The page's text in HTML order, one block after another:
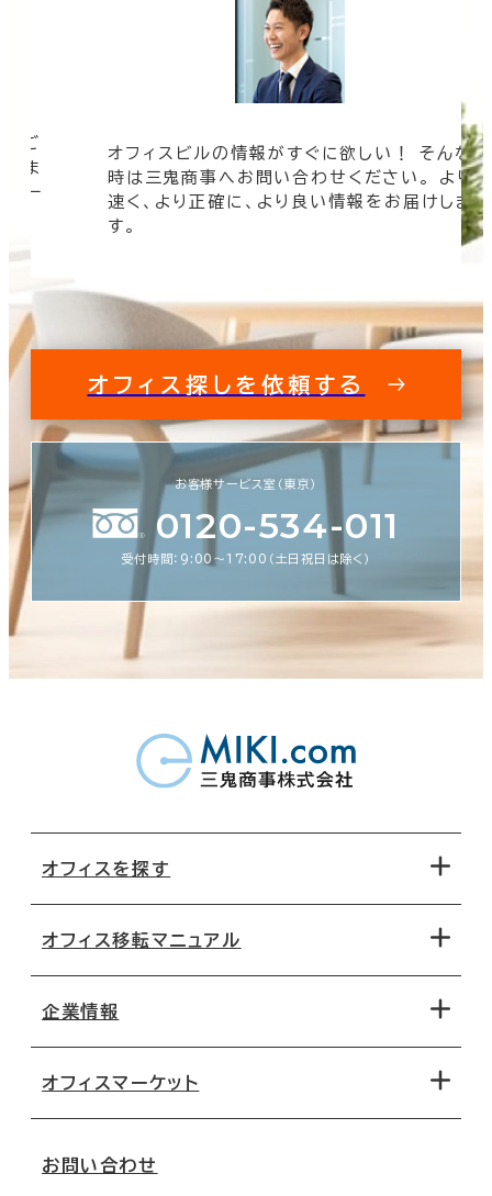
ご
ま
ペー
オフィスビルの情報がすぐに欲しい！ そんな
時は三鬼商事へお問い合わせください。 より
速く、より正確に、より良い情報をお届けしま
す。
オフィス探しを依頼する
お客様サービス室（東京）
0120-534-011
受付時間：9:00〜17:00（土日祝日は除く）
オフィスを探す
地図から探す
路線・駅から探す
オフィス移転マニュアル
移転コストシミュレーション
移転スケジュール
オフィス移転Q&A
企業情報
オフィスマーケット
お問い合わせ